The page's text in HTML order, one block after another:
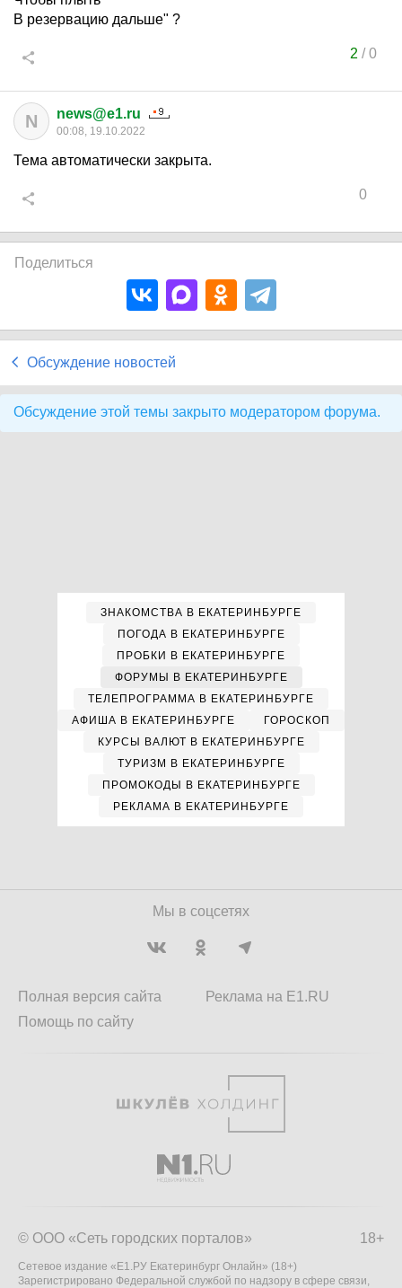
В резервацию дальше" ?
2 /0
N news@e1.ru
00:08, 19.10.2022
Тема автоматически закрыта.
0
Поделиться
Обсуждение новостей
Обсуждение этой темы закрыто модератором форума.
ЗНАКОМСТВА В ЕКАТЕРИНБУРГЕ
ПОГОДА В ЕКАТЕРИНБУРГЕ
ПРОБКИ В ЕКАТЕРИНБУРГЕ
ФОРУМЫ В ЕКАТЕРИНБУРГЕ
ТЕЛЕПРОГРАММА В ЕКАТЕРИНБУРГЕ
АФИША В ЕКАТЕРИНБУРГЕ
ГОРОСКОП
КУРСЫ ВАЛЮТ В ЕКАТЕРИНБУРГЕ
ТУРИЗМ В ЕКАТЕРИНБУРГЕ
ПРОМОКОДЫ В ЕКАТЕРИНБУРГЕ
РЕКЛАМА В ЕКАТЕРИНБУРГЕ
Мы в соцсетях
Полная версия сайта
Помощь по сайту
Реклама на E1.RU
18+
© ООО «Сеть городских порталов»
Сетевое издание «Е1.РУ Екатеринбург Онлайн» (18+)
Зарегистрировано Федеральной службой по надзору в сфере связи,